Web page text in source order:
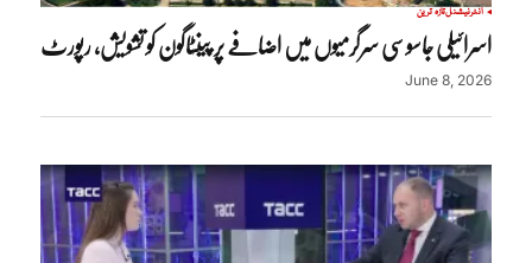
انٹرنیشنلتازہ ترین
اسرائیلی جاسوسی سرگرمیوں میں اضافے پر پینٹاگون کو تشویش، رپورٹ
June 8, 2026